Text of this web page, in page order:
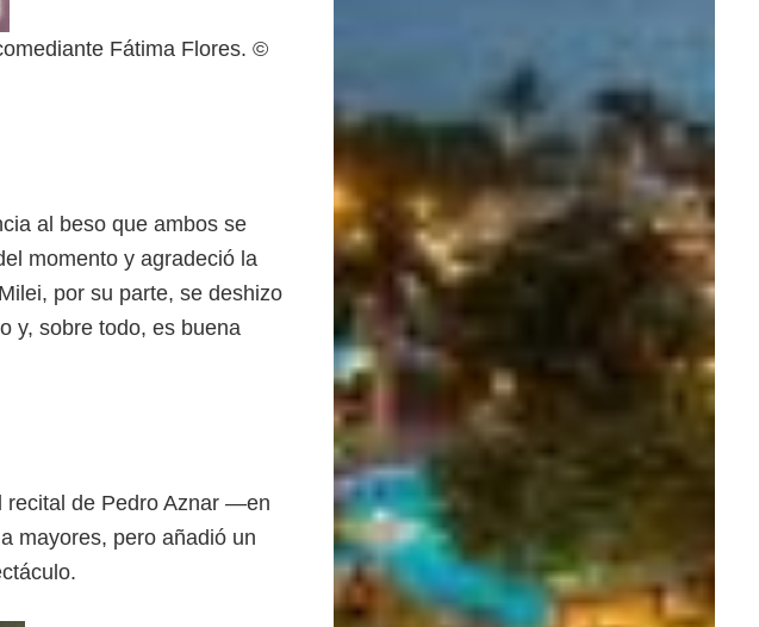
Fátima Flores. ©
al beso que ambos se
momento y agradeció la
por su parte, se deshizo
y, sobre todo, es buena
recital de Pedro Aznar —en
mayores, pero añadió un